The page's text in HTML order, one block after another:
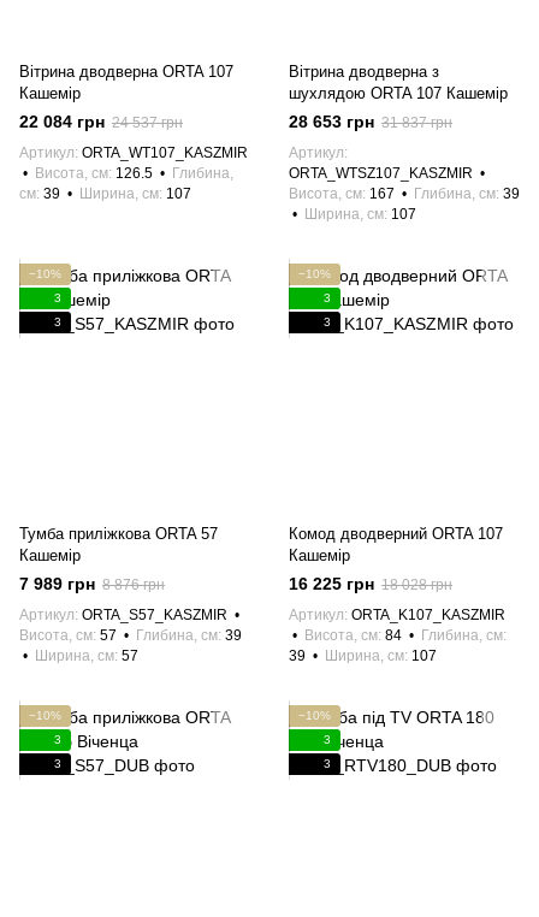
Вітрина дводверна ORTA 107
Кашемір
22 084 грн 24 537 грн
Артикул ORTA_WT107_KASZMIR
Висота, см 126.5
Глибина,
см 39 Ширина, см 107
Вітрина дводверна з
шухлядою ORTA 107 Кашемір
28 653 грн 31 837 грн
Артикул
ORTA_WTSZ107_KASZMIR
Висота, см 167 Глибина, см 39
Ширина, см 107
−10%
3
3
Тумба приліжкова ORTA 57
Кашемір
7 989 грн 8 876 грн
Артикул ORTA_S57_KASZMIR
Висота, см 57 Глибина, см 39
Ширина, см 57
−10%
3
3
Комод дводверний ORTA 107
Кашемір
16 225 грн 18 028 грн
Артикул ORTA_K107_KASZMIR
Висота, см 84
Глибина, см
39
Ширина, см 107
−10%
3
3
−10%
3
3